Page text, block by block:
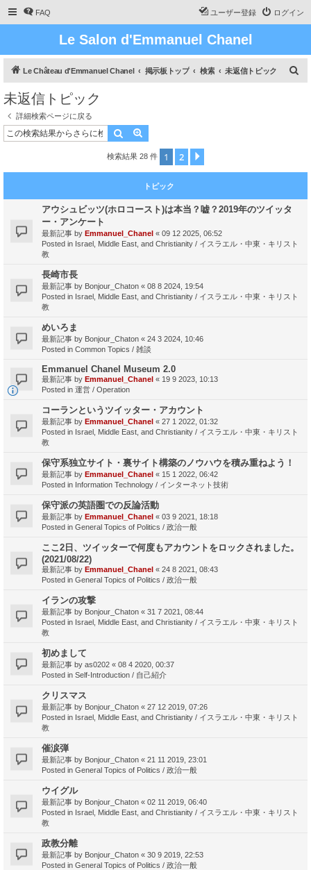
FAQ ログイン
ユーザー登録
Le Salon d'Emmanuel Chanel
Le Château d'Emmanuel Chanel 掲示板トップ 検索 未返信トピック
未返信トピック
詳細検索ページに戻る
検索
検索結果 28 件 1 2
トピック
アウシュビッツ(ホロコースト)は本当？嘘？2019年のツイッタ
ー・アンケート
最新記事 by Emmanuel_Chanel « 09 12 2025, 06:52
Posted in Israel, Middle East, and Christianity / イスラエル・中東・キリスト
教
長崎市長
最新記事 by Bonjour_Chaton « 08 8 2024, 19:54
Posted in Israel, Middle East, and Christianity / イスラエル・中東・キリスト
教
めいろま
最新記事 by Bonjour_Chaton « 24 3 2024, 10:46
Posted in Common Topics / 雑談
Emmanuel Chanel Museum 2.0
最新記事 by Emmanuel_Chanel « 19 9 2023, 10:13
Posted in 運営 / Operation
コーランというツイッター・アカウント
最新記事 by Emmanuel_Chanel « 27 1 2022, 01:32
Posted in Israel, Middle East, and Christianity / イスラエル・中東・キリスト
教
保守系独立サイト・裏サイト構築のノウハウを積み重ねよう！
最新記事 by Emmanuel_Chanel « 15 1 2022, 06:42
Posted in Information Technology / インターネット技術
保守派の英語圏での反論活動
最新記事 by Emmanuel_Chanel « 03 9 2021, 18:18
Posted in General Topics of Politics / 政治一般
ここ2日、ツイッターで何度もアカウントをロックされました。
(2021/08/22)
最新記事 by Emmanuel_Chanel « 24 8 2021, 08:43
Posted in General Topics of Politics / 政治一般
イランの攻撃
最新記事 by Bonjour_Chaton « 31 7 2021, 08:44
Posted in Israel, Middle East, and Christianity / イスラエル・中東・キリスト
教
初めまして
最新記事 by as0202 « 08 4 2020, 00:37
Posted in Self-Introduction / 自己紹介
クリスマス
最新記事 by Bonjour_Chaton « 27 12 2019, 07:26
Posted in Israel, Middle East, and Christianity / イスラエル・中東・キリスト
教
催涙弾
最新記事 by Bonjour_Chaton « 21 11 2019, 23:01
Posted in General Topics of Politics / 政治一般
ウイグル
最新記事 by Bonjour_Chaton « 02 11 2019, 06:40
Posted in Israel, Middle East, and Christianity / イスラエル・中東・キリスト
教
政教分離
最新記事 by Bonjour_Chaton « 30 9 2019, 22:53
Posted in General Topics of Politics / 政治一般